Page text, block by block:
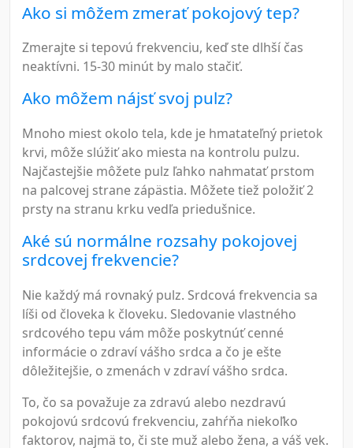
Ako si môžem zmerať pokojový tep?
Zmerajte si tepovú frekvenciu, keď ste dlhší čas
neaktívni. 15-30 minút by malo stačiť.
Ako môžem nájsť svoj pulz?
Mnoho miest okolo tela, kde je hmatateľný prietok
krvi, môže slúžiť ako miesta na kontrolu pulzu.
Najčastejšie môžete pulz ľahko nahmatať prstom
na palcovej strane zápästia. Môžete tiež položiť 2
prsty na stranu krku vedľa priedušnice.
Aké sú normálne rozsahy pokojovej
srdcovej frekvencie?
Nie každý má rovnaký pulz. Srdcová frekvencia sa
líši od človeka k človeku. Sledovanie vlastného
srdcového tepu vám môže poskytnúť cenné
informácie o zdraví vášho srdca a čo je ešte
dôležitejšie, o zmenách v zdraví vášho srdca.
To, čo sa považuje za zdravú alebo nezdravú
pokojovú srdcovú frekvenciu, zahŕňa niekoľko
faktorov, najmä to, či ste muž alebo žena, a váš vek.